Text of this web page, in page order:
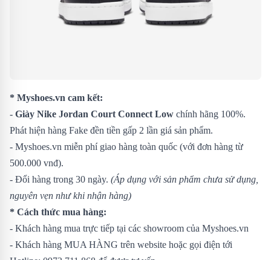
* Myshoes.vn cam kết:
- Giày Nike Jordan Court Connect Low chính hãng 100%.
Phát hiện hàng Fake đền tiền gấp 2 lần giá sản phẩm.
- Myshoes.vn miễn phí giao hàng toàn quốc (với đơn hàng từ
500.000 vnđ).
- Đổi hàng trong 30 ngày. (Áp dụng với sản phẩm chưa sử dụng,
nguyên vẹn như khi nhận hàng)
* Cách thức mua hàng:
- Khách hàng mua trực tiếp tại các showroom của Myshoes.vn
- Khách hàng MUA HÀNG trên website hoặc gọi điện tới